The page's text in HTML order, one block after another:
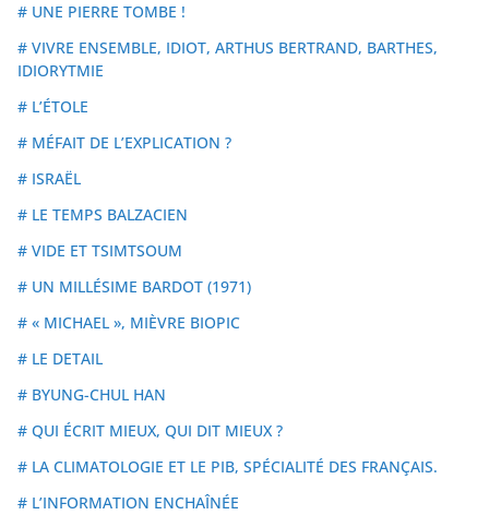
# UNE PIERRE TOMBE !
# VIVRE ENSEMBLE, IDIOT, ARTHUS BERTRAND, BARTHES,
IDIORYTMIE
# L’ÉTOLE
# MÉFAIT DE L’EXPLICATION ?
# ISRAËL
# LE TEMPS BALZACIEN
# VIDE ET TSIMTSOUM
# UN MILLÉSIME BARDOT (1971)
# « MICHAEL », MIÈVRE BIOPIC
# LE DETAIL
# BYUNG-CHUL HAN
# QUI ÉCRIT MIEUX, QUI DIT MIEUX ?
# LA CLIMATOLOGIE ET LE PIB, SPÉCIALITÉ DES FRANÇAIS.
# L’INFORMATION ENCHAÎNÉE